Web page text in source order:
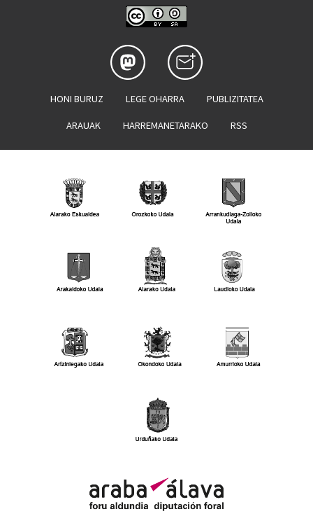
HONI BURUZ LEGE OHARRA PUBLIZITATEA
ARAUAK HARREMANETARAKO RSS